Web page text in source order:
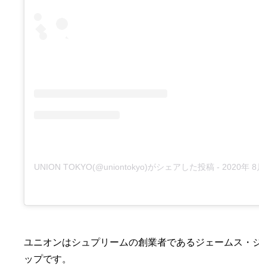
UNION TOKYO(@uniontokyo)がシェアした投稿 - 2020年 8月
ユニオンはシュプリームの創業者であるジェームス・
ップです。